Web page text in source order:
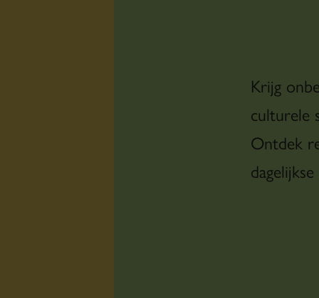
Krijg
culturele
Ontdek